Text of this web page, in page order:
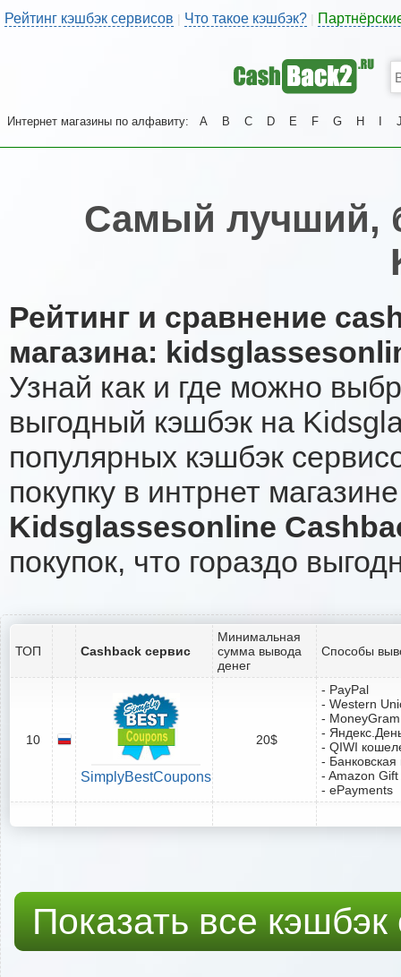
Рейтинг кэшбэк сервисов | Что такое кэшбэк?
Интернет магазины по алфавиту: A B C D E F G H
Самый лучший,
Рейтинг и сравнение
магазина:
Узнай как и где можно
выгодный кэшбэк на
популярных кэшбэк
покупку в интрнет
Kidsglassesonline
покупок, что гораздо
ТОП Cashback сервис
Минимальная
сумма вывода
денег
Способы
10
SimplyBestCoupons
20$
- PayPal
- Western
- MoneyGram
-
- QIWI
-
- Amazon
- ePayments
Показать все